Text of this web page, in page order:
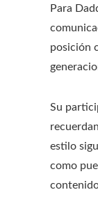
Para
posición
Su
estilo
como